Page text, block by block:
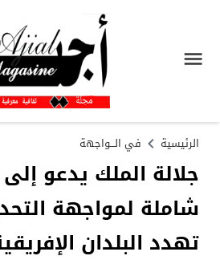
الرئيسية في الـــواجهة
جلالة الملك يدعو
شاملة لمواجهة
تهدد البلدان